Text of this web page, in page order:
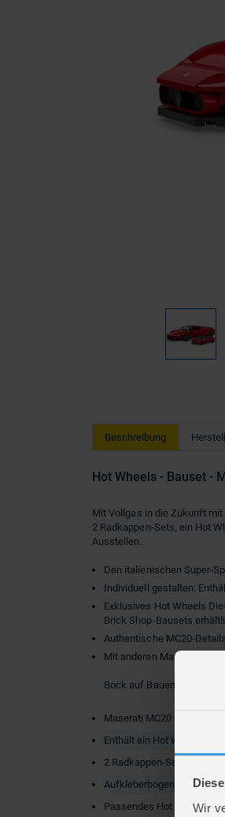
Wir
Beschreibung
Hot Wheels - Bauset -
Mit Vollgas in die Zukunft
2 Radkappen-Sets, ein Hot
Ausstellen.
Den italienischen Super-
Individuell gestalten:
Exklusives Hot Wheels
Brick Shop-Bausets
Authentische MC20-
Mit anderen Marken
Bock auf Bauen? Dann
Maserati MC20 im Maßstab
Enthält ein Hot Wheels
2 Radkappen-Sets aus
Aufkleberbogen für eine
Passendes Hot Wheels